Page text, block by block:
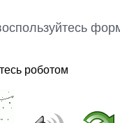
роботом